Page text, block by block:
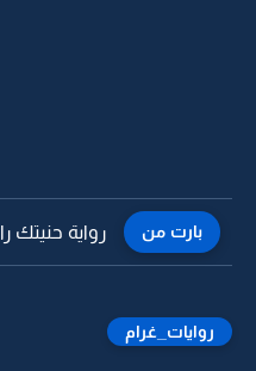
بارت من
روايات_غرام